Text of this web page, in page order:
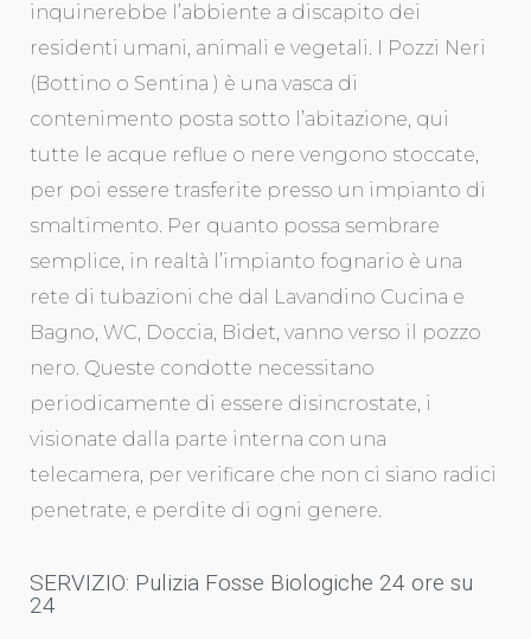
inquinerebbe l’abbiente a discapito dei
residenti umani, animali e vegetali. I Pozzi Neri
(Bottino o Sentina ) è una vasca di
contenimento posta sotto l’abitazione, qui
tutte le acque reflue o nere vengono stoccate,
per poi essere trasferite presso un impianto di
smaltimento. Per quanto possa sembrare
semplice, in realtà l’impianto fognario è una
rete di tubazioni che dal Lavandino Cucina e
Bagno, WC, Doccia, Bidet, vanno verso il pozzo
nero. Queste condotte necessitano
periodicamente di essere disincrostate, i
visionate dalla parte interna con una
telecamera, per verificare che non ci siano radici
penetrate, e perdite di ogni genere.
SERVIZIO: Pulizia Fosse Biologiche 24 ore su
24